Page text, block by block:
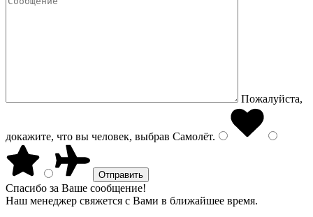
Пожалуйста,
докажите, что вы человек, выбрав Самолёт.
Спасибо за Ваше сообщение!
Наш менеджер свяжется с Вами в ближайшее время.